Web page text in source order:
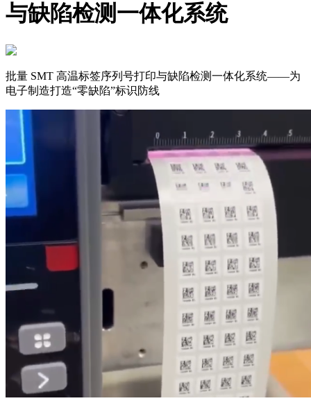
与缺陷检测一体化系统
批量 SMT 高温标签序列号打印与缺陷检测一体化系统——为
电子制造打造“零缺陷”标识防线